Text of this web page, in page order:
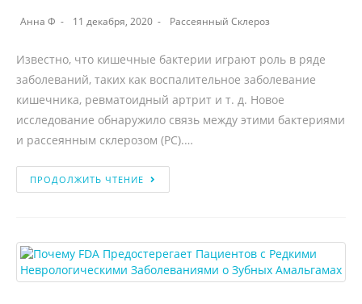
Анна Ф 11 декабря, 2020 Рассеянный Склероз
Известно, что кишечные бактерии играют роль в ряде
заболеваний, таких как воспалительное заболевание
кишечника, ревматоидный артрит и т. д. Новое
исследование обнаружило связь между этими бактериями
и рассеянным склерозом (РС).…
ПРОДОЛЖИТЬ ЧТЕНИЕ